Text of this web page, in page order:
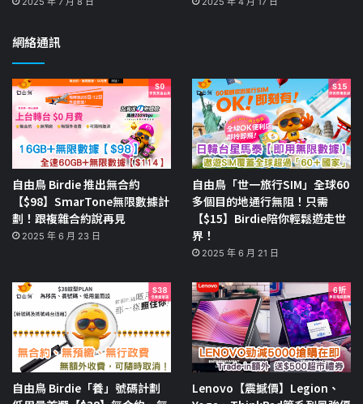
網絡通訊
自由鳥 Birdie 推出無合約
【$98】SmarTone無限數據計
劃！跟複雜合約說再見
2025 年 6 月 23 日
自由鳥「世一旅行SIM」全球60
多個目的地通行無阻！只需
【$15】Birdie陪你輕鬆遊走世
界！
2025 年 6 月 21 日
自由鳥 Birdie「養」號碼計劃
Lenovo【震撼價】Legion、